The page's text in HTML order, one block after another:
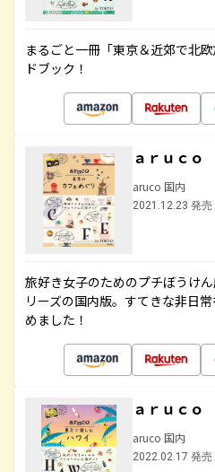
まるごと一冊「東京＆近郊で北
ドブック！
ａｒｕｃｏ
aruco 国内
2021.12.23 発売
旅好き女子のためのプチぼうけ
リーズの国内版。すてきな非日
めました！
ａｒｕｃｏ
aruco 国内
2022.02.17 発売